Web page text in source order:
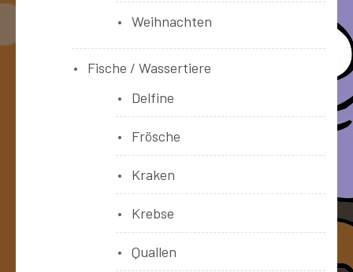
Weihnachten
Fische / Wassertiere
Delfine
Frösche
Kraken
Krebse
Quallen